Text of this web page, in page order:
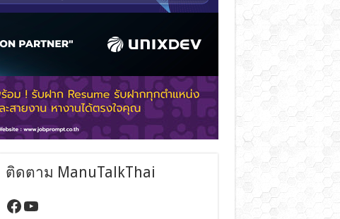
ติดตาม ManuTalkThai
https://www.facebook.com/manutalkthai/
YouTube